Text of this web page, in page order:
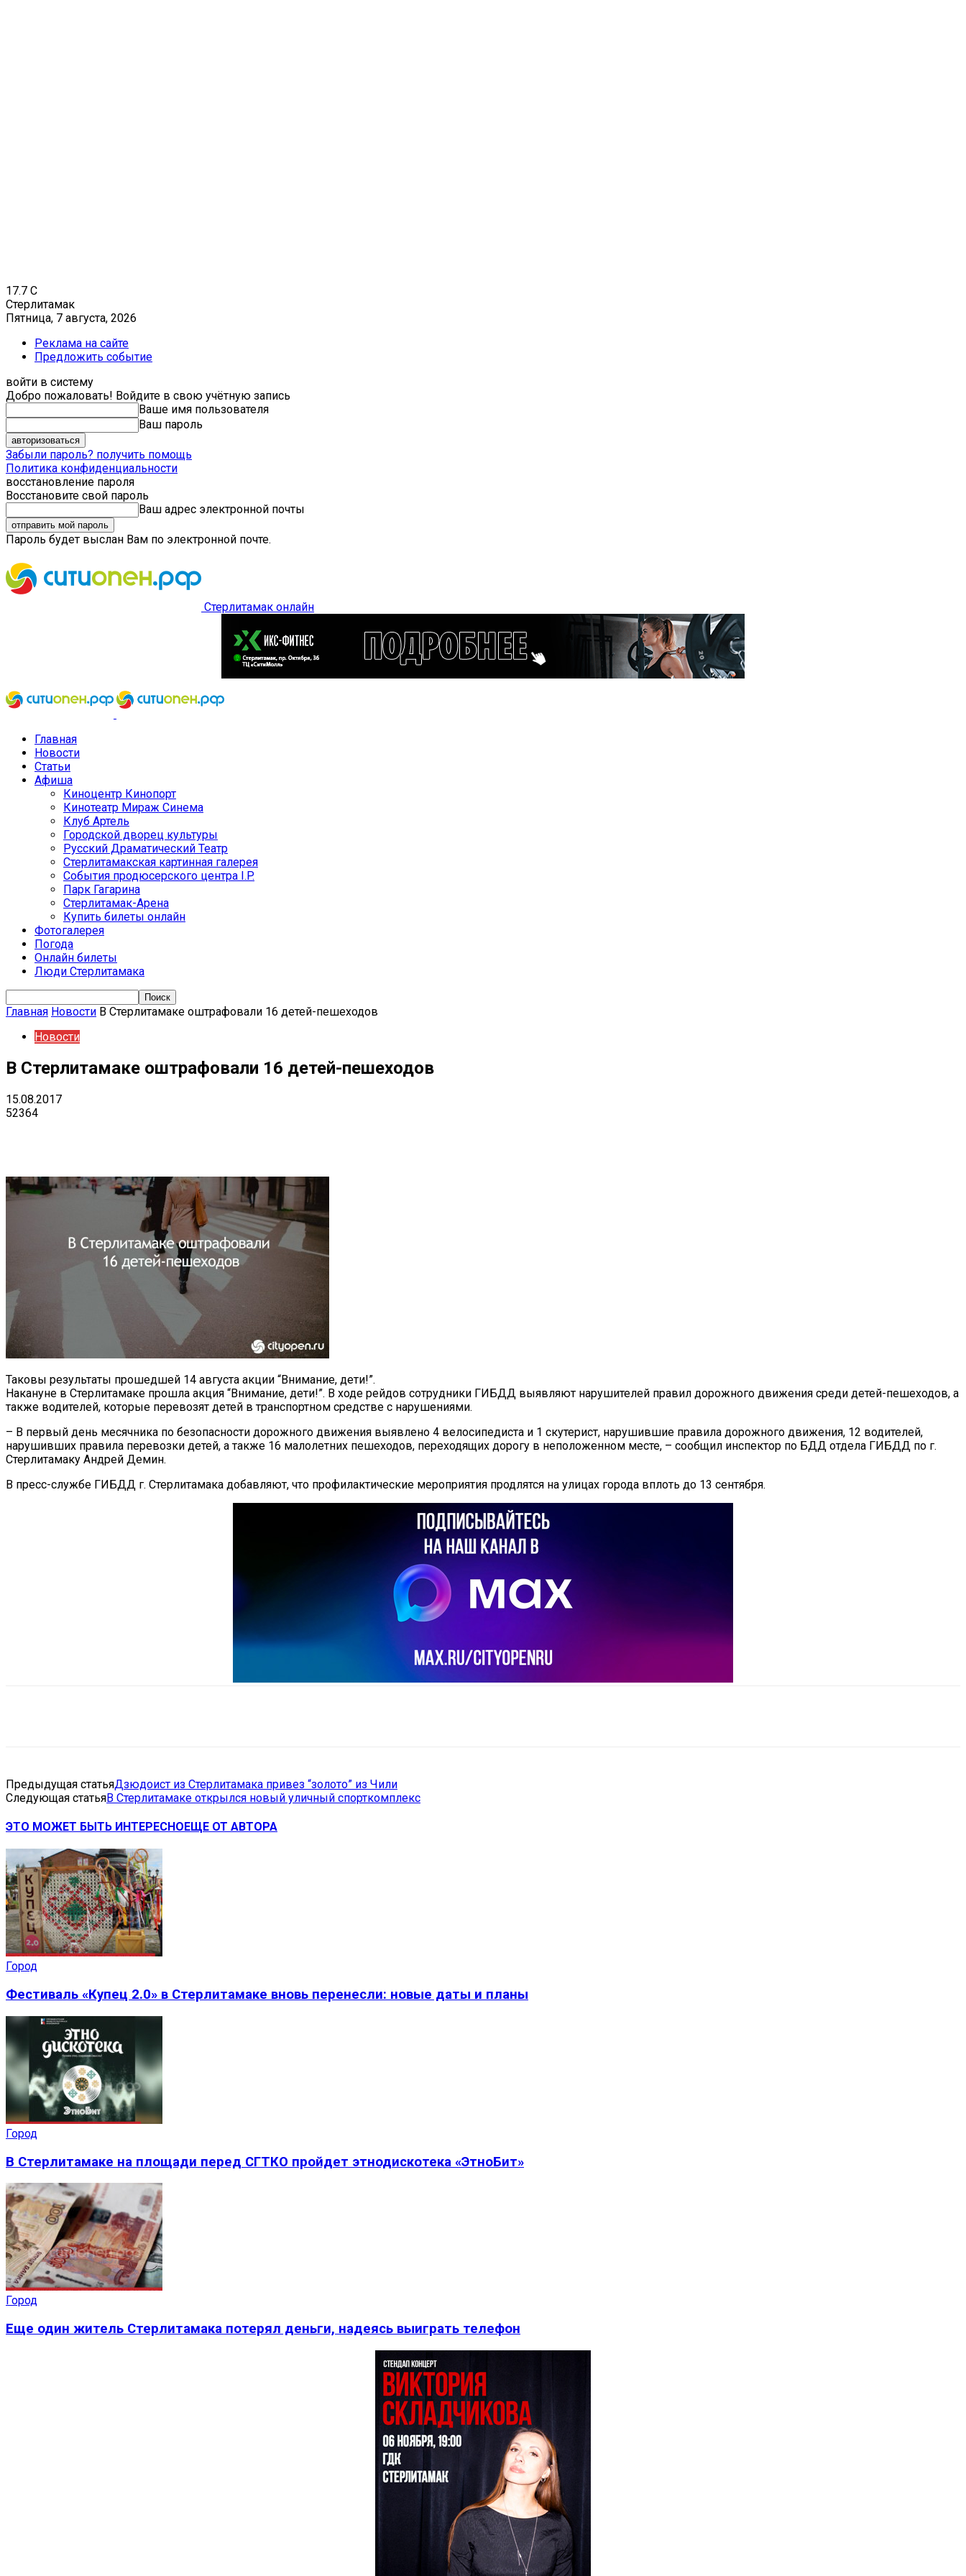
17.7 C
Стерлитамак
Пятница, 7 августа, 2026
Реклама на сайте
Предложить событие
войти в систему
Добро пожаловать! Войдите в свою учётную запись
Ваше имя пользователя
Ваш пароль
Забыли пароль? получить помощь
Политика конфиденциальности
восстановление пароля
Восстановите свой пароль
Ваш адрес электронной почты
Пароль будет выслан Вам по электронной почте.
Стерлитамак онлайн
Главная
Новости
Статьи
Афиша
Киноцентр Кинопорт
Кинотеатр Мираж Синема
Клуб Артель
Городской дворец культуры
Русский Драматический Театр
Стерлитамакская картинная галерея
События продюсерского центра I.P.
Парк Гагарина
Стерлитамак-Арена
Купить билеты онлайн
Фотогалерея
Погода
Онлайн билеты
Люди Стерлитамака
Главная Новости В Стерлитамаке оштрафовали 16 детей-пешеходов
Новости
В Стерлитамаке оштрафовали 16 детей-пешеходов
15.08.2017
52364
Таковы результаты прошедшей 14 августа акции “Внимание, дети!”.
Накануне в Стерлитамаке прошла акция “Внимание, дети!”. В ходе рейдов сотрудники ГИБДД выявляют нарушителей правил дорожного движения среди детей-пешеходов, а
также водителей, которые перевозят детей в транспортном средстве с нарушениями.
– В первый день месячника по безопасности дорожного движения выявлено 4 велосипедиста и 1 скутерист, нарушившие правила дорожного движения, 12 водителей,
нарушивших правила перевозки детей, а также 16 малолетних пешеходов, переходящих дорогу в неположенном месте, – сообщил инспектор по БДД отдела ГИБДД по г.
Стерлитамаку Андрей Демин.
В пресс-службе ГИБДД г. Стерлитамака добавляют, что профилактические мероприятия продлятся на улицах города вплоть до 13 сентября.
Предыдущая статьяДзюдоист из Стерлитамака привез “золото” из Чили
Следующая статьяВ Стерлитамаке открылся новый уличный спорткомплекс
ЭТО МОЖЕТ БЫТЬ ИНТЕРЕСНОЕЩЕ ОТ АВТОРА
Город
Фестиваль «Купец 2.0» в Стерлитамаке вновь перенесли: новые даты и планы
Город
В Стерлитамаке на площади перед СГТКО пройдет этнодискотека «ЭтноБит»
Город
Еще один житель Стерлитамака потерял деньги, надеясь выиграть телефон